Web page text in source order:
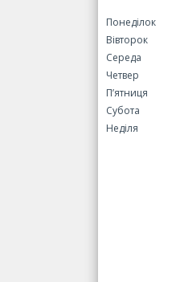
Понеділок
Вівторок
Середа
Четвер
Пʼятниця
Субота
Неділя